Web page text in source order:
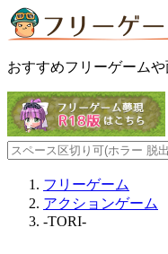
おすすめフリーゲーム
フリーゲーム
アクションゲーム
-TORI-